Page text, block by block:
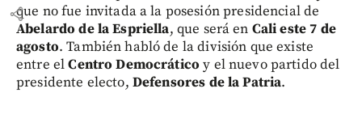
shareque no fue invitada a la posesión presidencial de
Abelardo de la Espriella, que será en Cali este 7 de
agosto. También habló de la división que existe
entre elCentro Democrático y el nuevo partido del
presidente electo, Defensores de la Patria.